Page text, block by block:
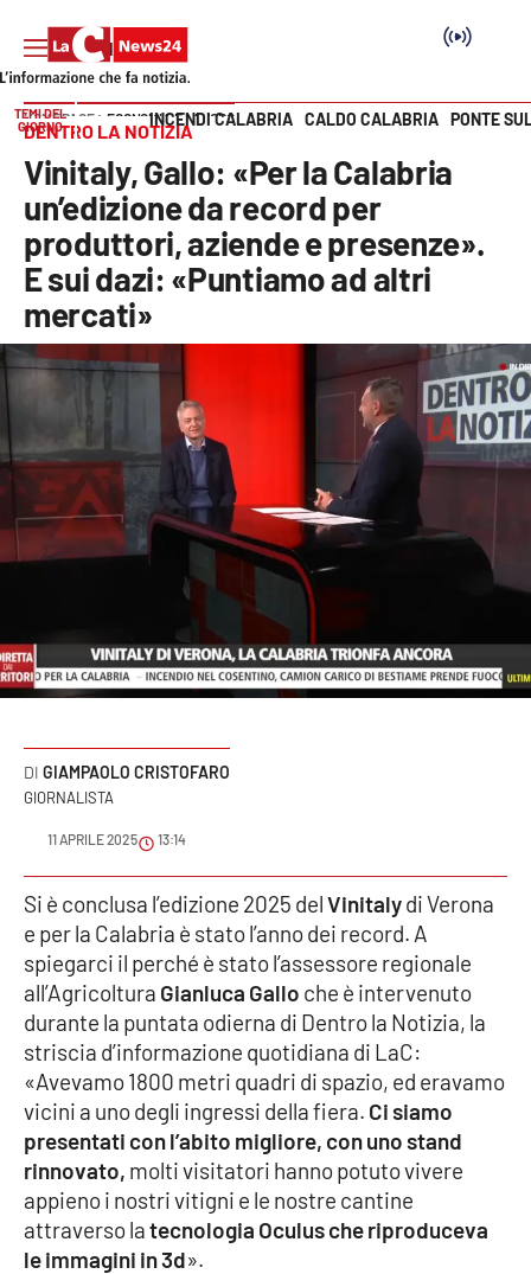
SEZIONI
Cronaca
Politica
Attualità
Economia e lavoro
Italia Mondo
Sanità
Cultura
Meteo
Editoriali
VIDEO
Ambiente
Cronaca
Cultura
Economia e Lavoro
Politica
Vai
TEMI DEL
GIORNO
INCENDI CALABRIA CALDO CALABRIA PONTE
HOME PAGE ECONOMIA E LAVORO
DENTRO LA NOTIZIA
Vinitaly, Gallo: «Per la Calabria
un’edizione da record per
produttori, aziende e presenze».
E sui dazi: «Puntiamo ad altri
mercati»
GIAMPAOLO CRISTOFARO
GIORNALISTA
11 APRILE 2025 13:14
Si è conclusa l’edizione 2025 delVinitalydi Verona
e per la Calabria è stato l’anno dei record. A
spiegarci il perché è stato l’assessore regionale
all’Agricoltura Gianluca Gallo che è intervenuto
durante la puntata odierna di Dentro la Notizia, la
striscia d’informazione quotidiana di LaC:
«Avevamo 1800 metri quadri di spazio, ed eravamo
vicini a uno degli ingressi della fiera. Ci siamo
presentati con l’abito migliore, con uno stand
rinnovato, molti visitatori hanno potuto vivere
appieno i nostri vitigni e le nostre cantine
attraverso latecnologia Oculus che riproduceva
le immagini in 3d».